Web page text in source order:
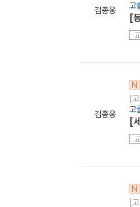
김종웅
고
[
김종웅
N
[
고
[
N
[